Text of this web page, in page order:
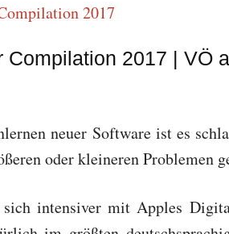
Compilation 2017 | VÖ
neuer Software ist es
oder kleineren Problemen
sich intensiver mit Apples